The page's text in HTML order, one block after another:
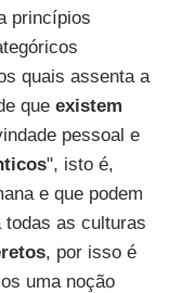
princípios
quais assenta a
que existem
pessoal e
", isto é,
e que podem
as culturas
, por isso é
uma noção